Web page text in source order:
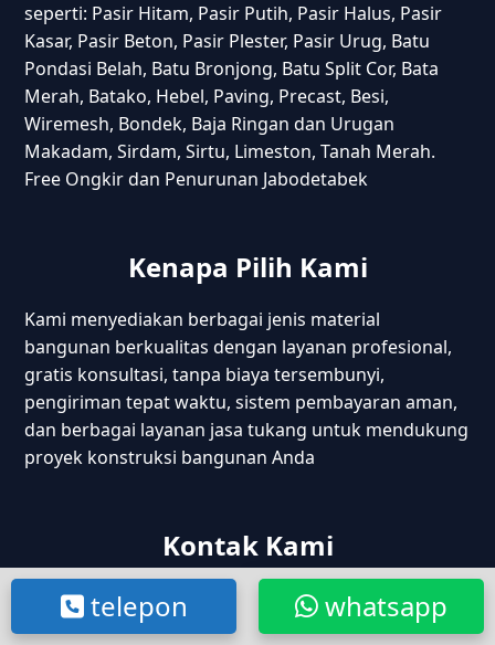
seperti: Pasir Hitam, Pasir Putih, Pasir Halus, Pasir
Kasar, Pasir Beton, Pasir Plester, Pasir Urug, Batu
Pondasi Belah, Batu Bronjong, Batu Split Cor, Bata
Merah, Batako, Hebel, Paving, Precast, Besi,
Wiremesh, Bondek, Baja Ringan dan Urugan
Makadam, Sirdam, Sirtu, Limeston, Tanah Merah.
Free Ongkir dan Penurunan Jabodetabek
Kenapa Pilih Kami
Kami menyediakan berbagai jenis material
bangunan berkualitas dengan layanan profesional,
gratis konsultasi, tanpa biaya tersembunyi,
pengiriman tepat waktu, sistem pembayaran aman,
dan berbagai layanan jasa tukang untuk mendukung
proyek konstruksi bangunan Anda
Kontak Kami
Kp. Cijantra Jatake, Tangerang – Banten
Jl. Raya Cikarang Cibarusah, Bekasi – Jabar
whatsapp
telepon